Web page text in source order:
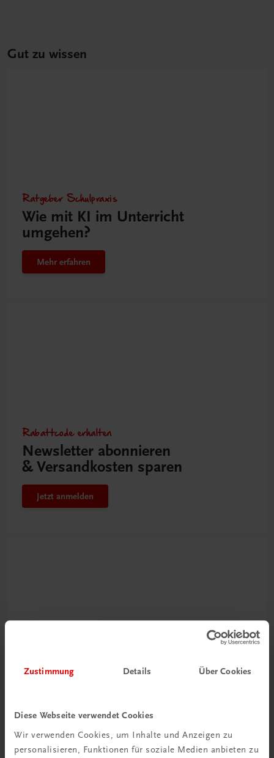
Zustimmung Details Über Cookies
Diese Webseite verwendet Cookies
Wir verwenden Cookies, um Inhalte und Anzeigen zu
personalisieren, Funktionen für soziale Medien anbieten zu
Gut zu wissen
Ratgeber Schulpraxis
Wie mit KI im Unterricht
umgehen?
Mehr erfahren
Rabattcode erhalten
Newsletter abonnieren
& Versandkosten sparen
Jetzt anmelden
Neu zur DigiBox
Mehr dazu